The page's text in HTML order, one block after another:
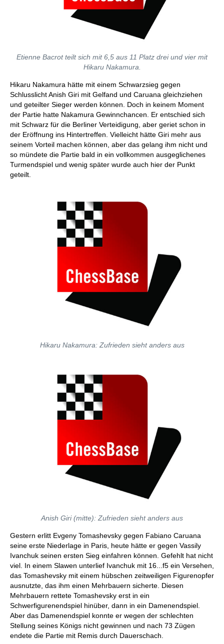
Etienne Bacrot teilt sich mit 6,5 aus 11 Platz drei und vier mit
Hikaru Nakamura.
Hikaru Nakamura hätte mit einem Schwarzsieg gegen
Schlusslicht Anish Giri mit Gelfand und Caruana gleichziehen
und geteilter Sieger werden können. Doch in keinem Moment
der Partie hatte Nakamura Gewinnchancen. Er entschied sich
mit Schwarz für die Berliner Verteidigung, aber geriet schon in
der Eröffnung ins Hintertreffen. Vielleicht hätte Giri mehr aus
seinem Vorteil machen können, aber das gelang ihm nicht und
so mündete die Partie bald in ein vollkommen ausgeglichenes
Turmendspiel und wenig später wurde auch hier der Punkt
geteilt.
Hikaru Nakamura: Zufrieden sieht anders aus
Anish Giri (mitte): Zufrieden sieht anders aus
Gestern erlitt Evgeny Tomashevsky gegen Fabiano Caruana
seine erste Niederlage in Paris, heute hätte er gegen Vassily
Ivanchuk seinen ersten Sieg einfahren können. Gefehlt hat nicht
viel. In einem Slawen unterlief Ivanchuk mit 16...f5 ein Versehen,
das Tomashevsky mit einem hübschen zeitweiligen Figurenopfer
ausnutzte, das ihm einen Mehrbauern sicherte. Diesen
Mehrbauern rettete Tomashevsky erst in ein
Schwerfigurenendspiel hinüber, dann in ein Damenendspiel.
Aber das Damenendspiel konnte er wegen der schlechten
Stellung seines Königs nicht gewinnen und nach 73 Zügen
endete die Partie mit Remis durch Dauerschach.